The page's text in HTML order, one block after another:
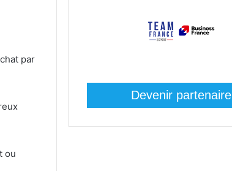
par
ou
Devenir partenaire